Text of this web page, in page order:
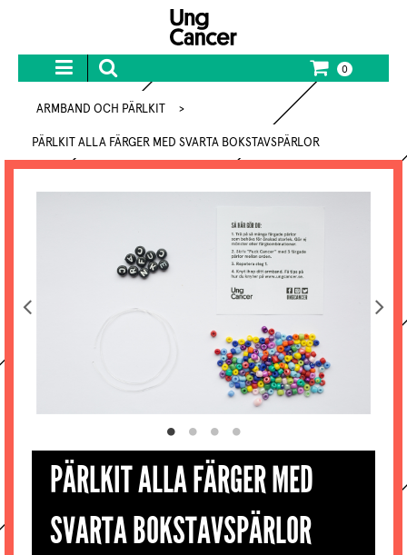
0
ARMBAND OCH PÄRLKIT >
PÄRLKIT ALLA FÄRGER MED SVARTA BOKSTAVSPÄRLOR
PÄRLKIT ALLA FÄRGER MED
SVARTA BOKSTAVSPÄRLOR